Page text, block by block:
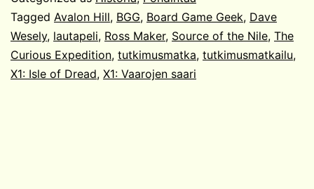
Tagged Avalon Hill, BGG, Board Game Geek, Dave
Wesely, lautapeli, Ross Maker, Source of the Nile, The
Curious Expedition, tutkimusmatka, tutkimusmatkailu,
X1: Isle of Dread, X1: Vaarojen saari